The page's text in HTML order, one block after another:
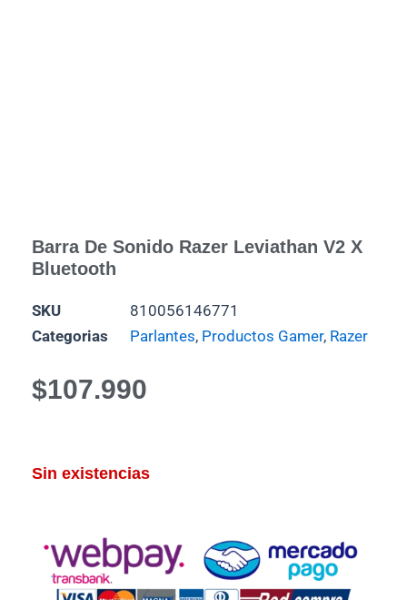
Barra De Sonido Razer Leviathan V2 X
Bluetooth
SKU
810056146771
Categorias
Parlantes, Productos Gamer, Razer
$107.990
Sin existencias